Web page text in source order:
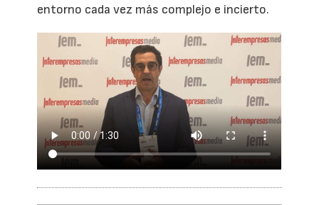
entorno cada vez más complejo e incierto.